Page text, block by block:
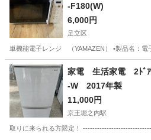
-F180(W)
6,000円
足立区
単機能電子レンジ （YAMAZEN） •製品名：電
東京 足立区 キッチン家電
家電 生活家電 2ﾄﾞ
-W 2017年製
11,000円
京王堀之内駅
取りに来られる方限定！